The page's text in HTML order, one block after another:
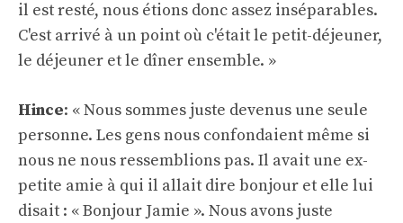
il est resté, nous étions donc assez inséparables.
C'est arrivé à un point où c'était le petit-déjeuner,
le déjeuner et le dîner ensemble. »
Hince: « Nous sommes juste devenus une seule
personne. Les gens nous confondaient même si
nous ne nous ressemblions pas. Il avait une ex-
petite amie à qui il allait dire bonjour et elle lui
disait : « Bonjour Jamie ». Nous avons juste